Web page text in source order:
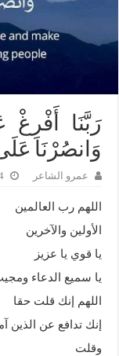
رَبَّنَا أَفْرِغْ
وَانصُرْنَا
عمرو الشاعر 4
اللهم رب العالمين
الأولين والآخرين
يا قوي يا عزيز
يا سميع الدعاء
اللهم إنك قلت حقا
إنك تدافع عن الذين
وقلت